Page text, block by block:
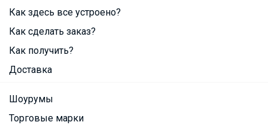
Как здесь все устроено?
Как сделать заказ?
Как получить?
Доставка
Шоурумы
Торговые марки